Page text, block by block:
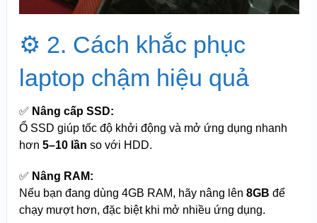
⚙️ 2. Cách khắc phục
laptop chậm hiệu quả
✅ Nâng cấp SSD:
Ổ SSD giúp tốc độ khởi động và mở ứng dụng nhanh
hơn 5–10 lần so với HDD.
✅ Nâng RAM:
Nếu bạn đang dùng 4GB RAM, hãy nâng lên 8GB để
chạy mượt hơn, đặc biệt khi mở nhiều ứng dụng.